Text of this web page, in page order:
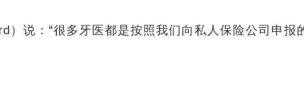
）说：“很多牙医都是按照我们向私人保险公司申报